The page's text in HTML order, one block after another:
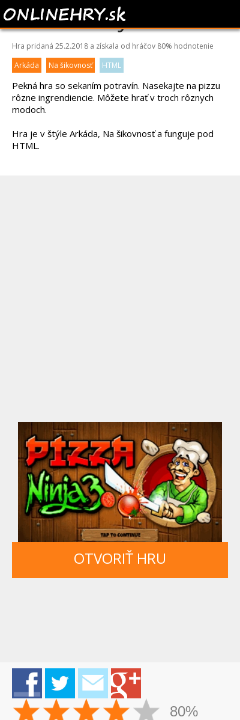
PIZZA NINJA 3
Hra pridaná 25.2.2018 a získala od hráčov 80% hodnotenie
Arkáda
Na šikovnosť HTML
Pekná hra so sekaním potravín. Nasekajte na pizzu
rôzne ingrendiencie. Môžete hrať v troch rôznych
modoch.
Hra je v štýle Arkáda, Na šikovnosť a funguje pod
HTML.
OTVORIŤ HRU
80%